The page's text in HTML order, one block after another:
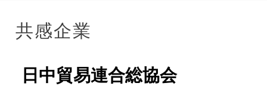
共感企業
日中貿易連合総協会